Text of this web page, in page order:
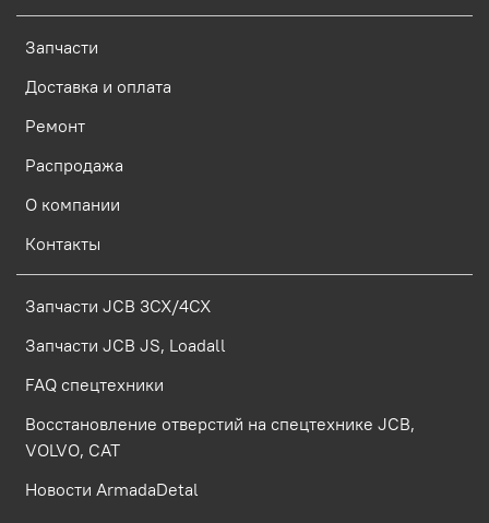
Запчасти
Доставка и оплата
Ремонт
Распродажа
О компании
Контакты
Запчасти JCB 3CX/4CX
Запчасти JCB JS, Loadall
FAQ спецтехники
Восстановление отверстий на спецтехнике JCB,
VOLVO, CAT
Новости ArmadaDetal